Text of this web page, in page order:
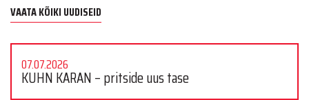
VAATA KÕIKI UUDISEID
07.07.2026
KUHN KARAN – pritside uus tase